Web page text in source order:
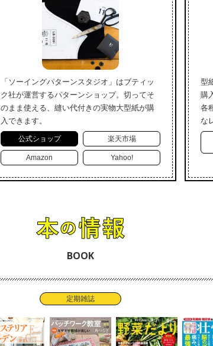
「ソーイングパターンスタジオ」はブティッ
ク社が運営するパターンショップ。切ってそ
のまま使える、縫い代付きの実物大型紙が購
入できます。
公式ショップ 楽天市場
Amazon Yahoo!
型
購
各
な
BOOK
定期雑誌